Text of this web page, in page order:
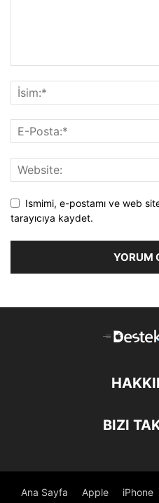
Ismimi, e-postamı ve web
tarayıcıya kaydet.
BIZI
Ana Sayfa Apple iPhone